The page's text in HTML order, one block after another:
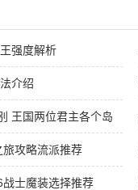
强度解析
介绍
王国两位君主各个岛
攻略流派推荐
士魔装选择推荐